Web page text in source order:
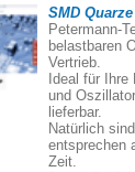
SMD
Petermann-
belastbaren
Vertrieb.
Ideal für
und
lieferbar.
Natürlich
entsprechen
Zeit.